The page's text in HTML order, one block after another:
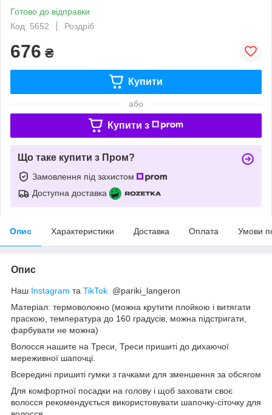
Готово до відправки
Код: 5652
Роздріб
676 ₴
Купити
або
Купити з
Що таке купити з Пром?
Замовлення під захистом
Доступна доставка
Опис Характеристики Доставка Оплата Умови
Опис
Наш Instagram та TikTok @pariki_langeron
Матеріал: термоволокно (можна крутити плойкою і витягати
праскою, температура до 160 градусів, можна підстригати,
фарбувати не можна)
Волосся нашите на Треси, Треси пришиті до дихаючої
мереживної шапочці.
Всередині пришиті гумки з гачками для зменшення за обсягом
Для комфортної посадки на голову і щоб заховати своє
волосся рекомендується використовувати шапочку-сіточку для